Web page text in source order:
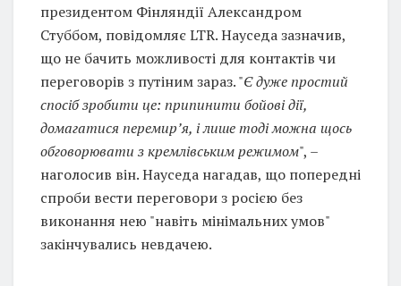
президентом Фінляндії Александром
Стуббом, повідомляє LTR. Науседа зазначив,
що не бачить можливості для контактів чи
переговорів з путіним зараз. "Є дуже простий
спосіб зробити це: припинити бойові дії,
домагатися перемир’я, і лише тоді можна щось
обговорювати з кремлівським режимом", –
наголосив він. Науседа нагадав, що попередні
спроби вести переговори з росією без
виконання нею "навіть мінімальних умов"
закінчувались невдачею.